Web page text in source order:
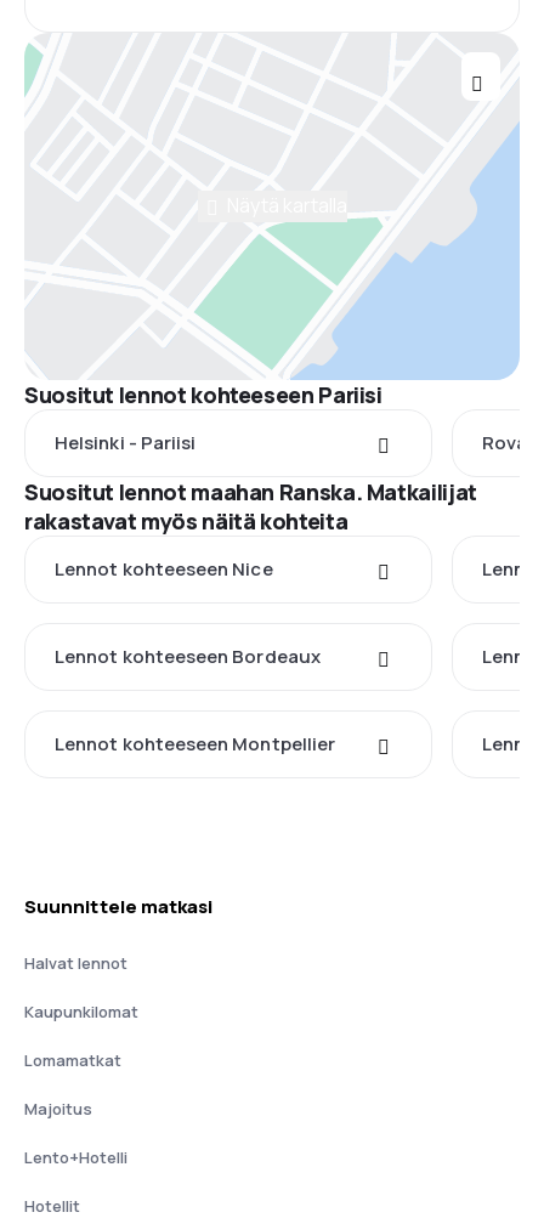
Suositut lennot kohteeseen Pariisi
Helsinki - Pariisi
Suositut lennot maahan Ranska. Matkailijat
rakastavat myös näitä kohteita
Lennot kohteeseen Nice
Lennot kohteeseen Bordeaux
Lennot kohteeseen Montpellier
Suunnittele matkasi
Halvat lennot
Kaupunkilomat
Lomamatkat
Majoitus
Lento+Hotelli
Hotellit